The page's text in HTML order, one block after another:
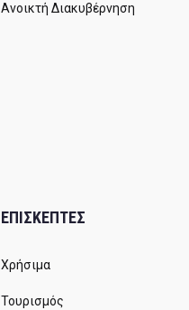
Ανοικτή Διακυβέρνηση
ΕΠΙΣΚΕΠΤΕΣ
Χρήσιμα
Τουρισμός